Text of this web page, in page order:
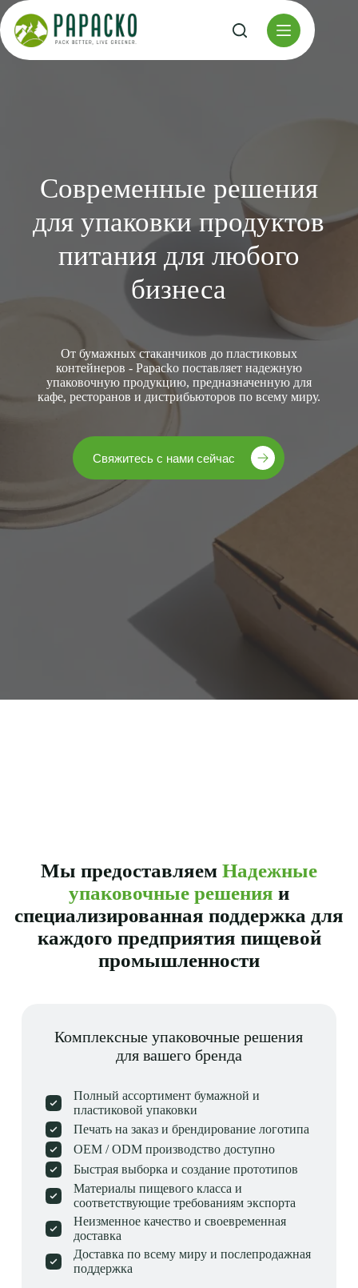
Перейти
к
содержанию
Современные решения
для упаковки продуктов
питания для любого
бизнеса
От бумажных стаканчиков до пластиковых
контейнеров - Papacko поставляет надежную
упаковочную продукцию, предназначенную для
кафе, ресторанов и дистрибьюторов по всему миру.
Свяжитесь с нами сейчас
Мы предоставляем Надежные
упаковочные решения и
специализированная поддержка для
каждого предприятия пищевой
промышленности
Комплексные упаковочные решения
для вашего бренда
Полный ассортимент бумажной и
пластиковой упаковки
Печать на заказ и брендирование логотипа
OEM / ODM производство доступно
Быстрая выборка и создание прототипов
Материалы пищевого класса и
соответствующие требованиям экспорта
Неизменное качество и своевременная
доставка
Доставка по всему миру и послепродажная
поддержка